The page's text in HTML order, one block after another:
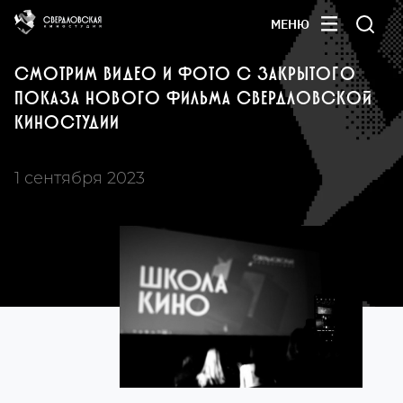
МЕНЮ
СМОТРИМ ВИДЕО И ФОТО С ЗАКРЫТОГО
ПОКАЗА НОВОГО ФИЛЬМА СВЕРДЛОВСКОЙ
КИНОСТУДИИ
1 сентября 2023